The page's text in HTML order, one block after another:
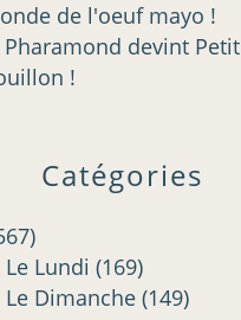
Catégories
Lundi (169)
Dimanche (149)
de l'oeuf mayo !
Pharamond devint Petit
!